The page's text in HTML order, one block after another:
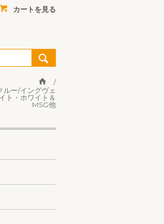
カートを見る
ルー/イングヴェ
ト・ホワイト＆
MSG他